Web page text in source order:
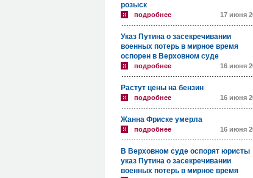
розыск
подробнее 17 июня
Указ Путина о засекречивании
военных потерь в мирное время
оспорен в Верховном суде
подробнее 16 июня
Растут цены на бензин
подробнее 16 июня
Жанна Фриске умерла
подробнее 16 июня
В Верховном суде оспорят юристы
указ Путина о засекречивании
военных потерь в мирное время